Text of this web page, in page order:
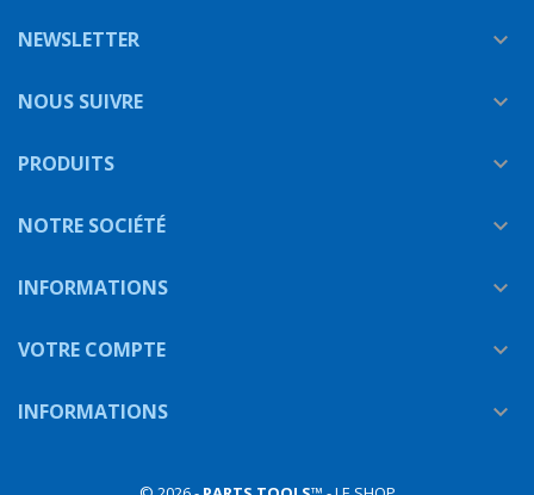
NEWSLETTER 
NOUS SUIVRE 
PRODUITS 
NOTRE SOCIÉTÉ 
INFORMATIONS 
VOTRE COMPTE 
INFORMATIONS 